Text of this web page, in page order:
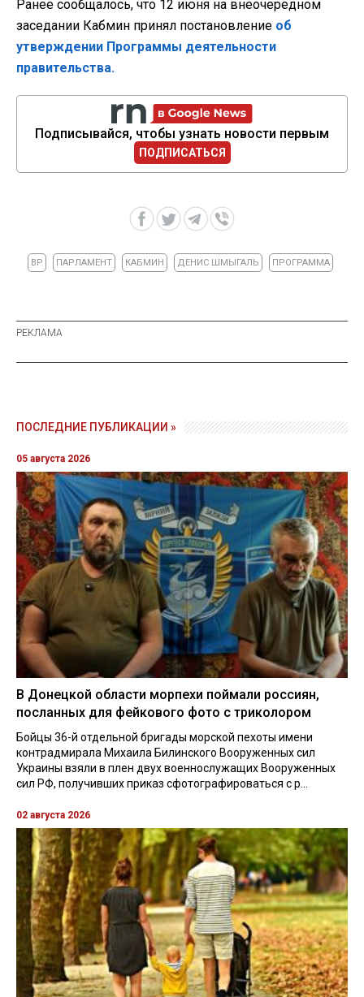
Ранее сообщалось, что 12 июня на внеочередном
заседании Кабмин принял постановление об
утверждении Программы деятельности
правительства.
Подписывайся, чтобы узнать новости первым
ПОДПИСАТЬСЯ
ВР ПАРЛАМЕНТ КАБМИН ДЕНИС ШМЫГАЛЬ ПРОГРАММА
ПОСЛЕДНИЕ ПУБЛИКАЦИИ »
05 августа 2026
В Донецкой области морпехи поймали россиян,
посланных для фейкового фото с триколором
Бойцы 36-й отдельной бригады морской пехоты имени
контрадмирала Михаила Билинского Вооруженных сил
Украины взяли в плен двух военнослужащих Вооруженных
сил РФ, получивших приказ сфотографироваться с р...
02 августа 2026